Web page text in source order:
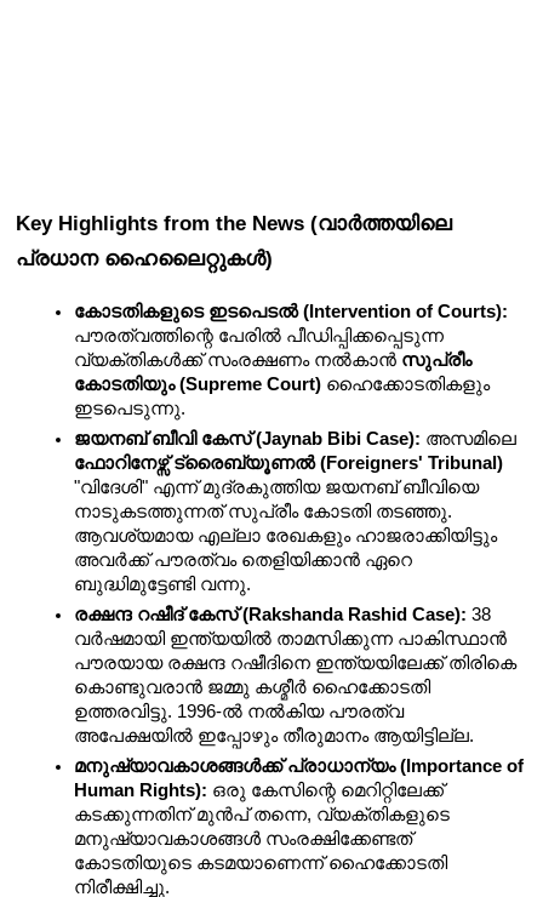
Key Highlights from the News (വാർത്തയിലെ
പ്രധാന ഹൈലൈറ്റുകൾ)
കോടതികളുടെ ഇടപെടൽ (Intervention of Courts):
പൗരത്വത്തിന്റെ പേരിൽ പീഡിപ്പിക്കപ്പെടുന്ന
വ്യക്തികൾക്ക് സംരക്ഷണം നൽകാൻ സുപ്രീം
കോടതിയും (Supreme Court) ഹൈക്കോടതികളും
ഇടപെടുന്നു.
ജയനബ് ബീവി കേസ് (Jaynab Bibi Case):
ഫോറിനേഴ്സ് ട്രൈബ്യൂണൽ (Foreigners' Tribunal)
"വിദേശി" എന്ന് മുദ്രകുത്തിയ ജയനബ് ബീവിയെ
നാടുകടത്തുന്നത് സുപ്രീം കോടതി തടഞ്ഞു.
ആവശ്യമായ എല്ലാ രേഖകളും ഹാജരാക്കിയിട്ടും
അവർക്ക് പൗരത്വം തെളിയിക്കാൻ ഏറെ
ബുദ്ധിമുട്ടേണ്ടി വന്നു.
രക്ഷന്ദ റഷീദ് കേസ് (Rakshanda Rashid Case): 38
വർഷമായി ഇന്ത്യയിൽ താമസിക്കുന്ന പാകിസ്ഥാൻ
പൗരയായ രക്ഷന്ദ റഷീദിനെ ഇന്ത്യയിലേക്ക് തിരികെ
കൊണ്ടുവരാൻ ജമ്മു കശ്മീർ ഹൈക്കോടതി
ഉത്തരവിട്ടു. 1996-ൽ നൽകിയ പൗരത്വ
അപേക്ഷയിൽ ഇപ്പോഴും തീരുമാനം ആയിട്ടില്ല.
മനുഷ്യാവകാശങ്ങൾക്ക് പ്രാധാന്യം (Importance of
Human Rights): ഒരു കേസിന്റെ മെറിറ്റിലേക്ക്
കടക്കുന്നതിന് മുൻപ് തന്നെ, വ്യക്തികളുടെ
മനുഷ്യാവകാശങ്ങൾ സംരക്ഷിക്കേണ്ടത്
കോടതിയുടെ കടമയാണെന്ന് ഹൈക്കോടതി
നിരീക്ഷിച്ചു.